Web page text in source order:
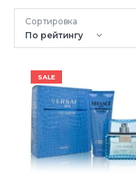
Сортировка
SALE